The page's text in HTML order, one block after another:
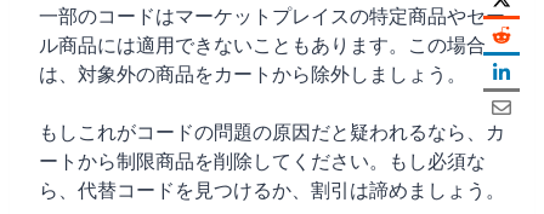
一部のコードはマーケットプレイスの特定商品やセー
ル商品には適用できないこともあります。この場合
は、対象外の商品をカートから除外しましょう。
もしこれがコードの問題の原因だと疑われるなら、カ
ートから制限商品を削除してください。もし必須な
ら、代替コードを見つけるか、割引は諦めましょう。